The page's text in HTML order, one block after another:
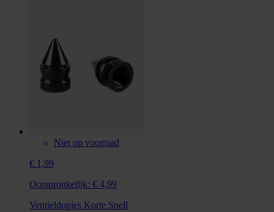
Niet op voorraad
€ 1,99
Oorspronkelijk: € 4,99
Ventieldopjes Korte Snell